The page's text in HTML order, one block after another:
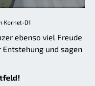
Kornet-D1
ebenso viel Freude
und sagen